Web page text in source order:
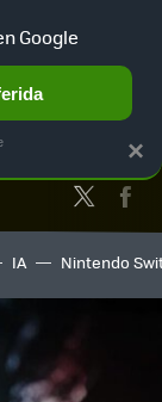
Twitter
IA Nintendo
×
Google